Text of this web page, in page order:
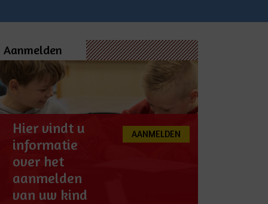
Aanmelden
Hier vindt u
informatie
over het
aanmelden
van uw kind
AANMELDEN